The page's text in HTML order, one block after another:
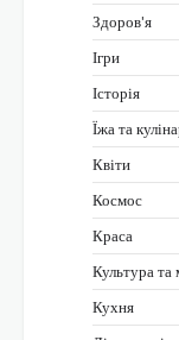
Здоров'я
Ігри
Історія
Їжа та
Квіти
Космос
Краса
Культура та
Кухня